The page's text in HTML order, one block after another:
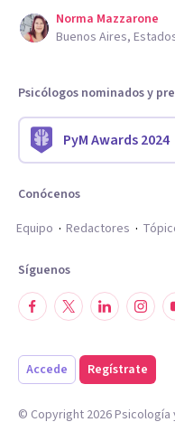
Norma Mazzarone
Buenos Aires,
Psicólogos nominados y
PyM Awards 2024
Conócenos
Equipo
Redactores
Síguenos
Accede Regístrate
© Copyright 2026Psicología